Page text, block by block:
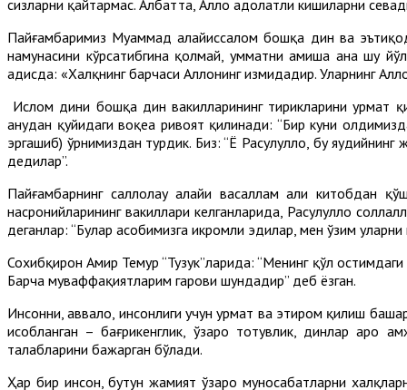
сизларни қайтармас. Албатта, Аллоҳ адолатли кишиларни
Пайғамбаримиз Муҳаммад алайҳиссалом бошқа дин ва
намунасини кўрсатибгина қолмай, умматни ҳамиша ана шу
ҳадисда: «Халқнинг барчаси Аллоҳнинг измидадир. Уларнинг
Ислом дини бошқа дин вакилларининг тирикларини ҳурмат
анҳудан қуйидаги воқеа ривоят қилинади: “Бир куни
эргашиб) ўрнимиздан турдик. Биз: “Ё Расулуллоҳ, бу
дедилар”.
Пайғамбарнинг саллолаҳу алайҳи васаллам аҳли
насронийларининг вакиллари келганларида, Расулуллоҳ
деганлар: “Булар асҳобимизга икромли эдилар, мен ўзим
Сохибқирон Амир Темур “Тузук”ларида: “Менинг қўл
Барча муваффақиятларим гарови шундадир” деб ёзган.
Инсонни, аввало, инсонлиги учун ҳурмат ва эҳтиром қилиш
ҳисобланган – бағрикенглик, ўзаро тотувлик, динлар аро
талабларини бажарган бўлади.
Ҳар бир инсон, бутун жамият ўзаро муносабатларни